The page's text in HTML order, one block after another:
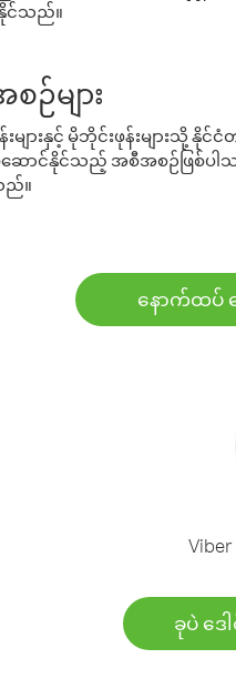
င်သည်။
ဉ်များ
ျားနှင့် မိုဘိုင်းဖုန်းများသို့
ာင်နိုင်သည့် အစီအစဉ်ဖြစ်ပါ
ည်။
နောက်ထပ်
ခုပဲ ဒ